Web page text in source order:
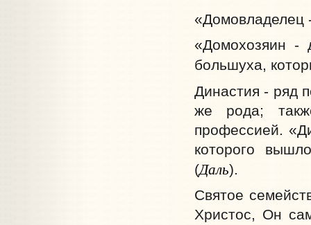
«Домовладелец
«Домохозяин -
большуха,
Династия - ряд
же рода;
профессией.
которого
(Даль).
Святое
Христос, Он